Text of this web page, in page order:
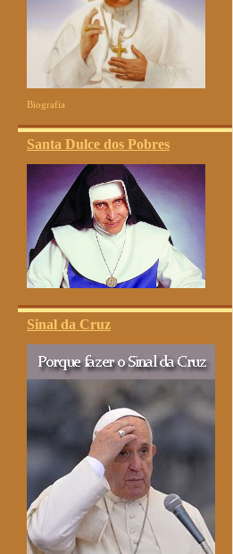
Biografia
Santa Dulce dos Pobres
Sinal da Cruz